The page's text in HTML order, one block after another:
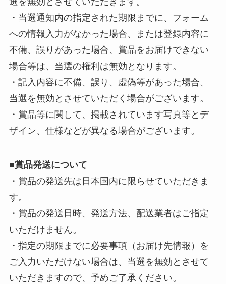
・当選通知内の指定された期限までに、フォーム
への情報入力がなかった場合、または登録内容に
不備、誤りがあった場合、賞品をお届けできない
場合等は、当選の権利は無効となります。
・記入内容に不備、誤り、虚偽等があった場合、
当選を無効とさせていただく場合がございます。
・賞品等に関して、掲載されています写真等とデ
ザイン、仕様などが異なる場合がございます。
■賞品発送について
・賞品の発送先は日本国内に限らせていただきま
す。
・賞品の発送日時、発送方法、配送業者はご指定
いただけません。
・指定の期限までに必要事項（お届け先情報）を
ご入力いただけない場合は、当選を無効とさせて
いただきますので、予めご了承ください。